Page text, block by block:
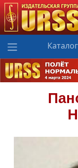
Каталог